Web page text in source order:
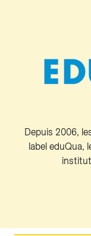
Depuis 2006,
label eduQua,